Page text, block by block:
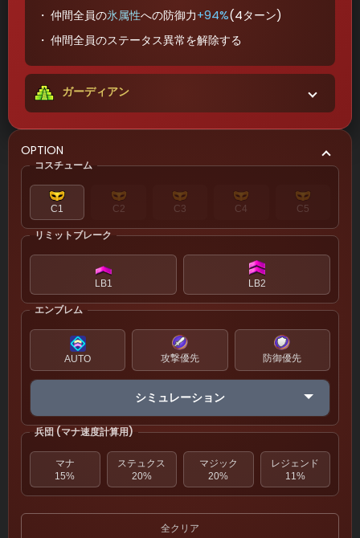
仲間全員の氷属性への防御力+94%(4ターン)
仲間全員のステータス異常を解除する
ガーディアン
OPTION
コスチューム
C1 C2 C3 C4 C5
リミットブレーク
LB1 LB2
エンブレム
AUTO 攻撃優先 防御優先
シミュレーション
兵団 (マナ速度計算用)
マナ
15%
ステュクス
20%
マジック
20%
レジェンド
11%
全クリア